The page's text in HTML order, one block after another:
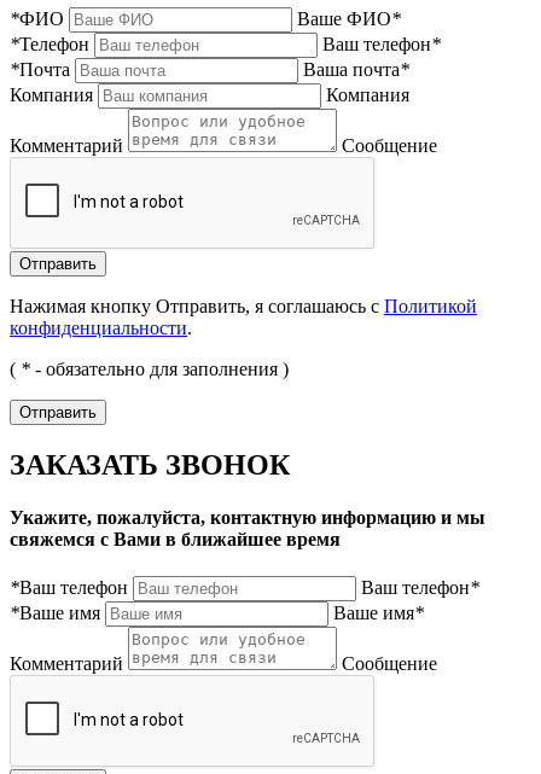
*ФИО Ваше ФИО*
*Телефон Ваш телефон*
*Почта Ваша почта*
Компания
Компания
Комментарий Сообщение
Нажимая кнопку Отправить, я соглашаюсь с Политикой
конфиденциальности.
( * - обязательно для заполнения )
ЗАКАЗАТЬ ЗВОНОК
Укажите, пожалуйста, контактную информацию и мы
свяжемся с Вами в ближайшее время
*Ваш телефон Ваш телефон*
*Ваше имя Ваше имя*
Комментарий Сообщение